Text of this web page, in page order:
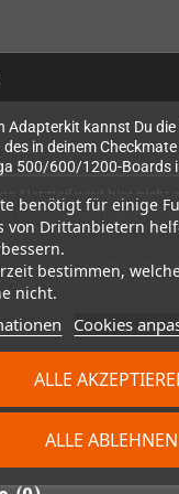
benötigt für einige
von Drittanbietern
bestimmen,
nicht.
Cookies
ALLE ABLEHNEN
ALLE
Adapterkit kannst Du
in deinem
500/600/1200-Boards
Netzteil wird hier nicht
läuft dann
500 gibt es eine
bietet aber